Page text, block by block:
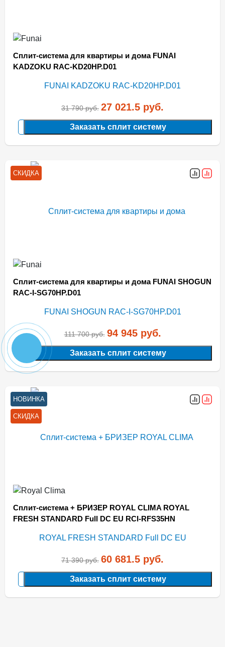
Сплит-система для квартиры и дома FUNAI
KADZOKU RAC-KD20HP.D01
31 790руб. 27 021.5 руб.
Заказать сплит систему
СКИДКА
Сплит-система для квартиры и дома FUNAI SHOGUN
RAC-I-SG70HP.D01
111 700руб. 94 945руб.
Заказать сплит систему
НОВИНКА
СКИДКА
Сплит-система + БРИЗЕР ROYAL CLIMA ROYAL
FRESH STANDARD Full DC EU RCI-RFS35HN
71 390руб. 60 681.5 руб.
Заказать сплит систему